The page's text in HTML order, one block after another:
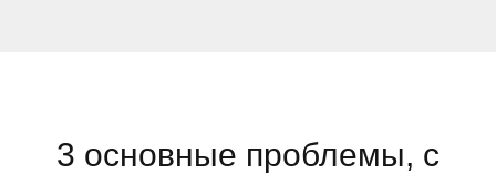
3 основные проблемы, с